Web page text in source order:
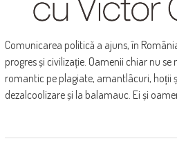
Comunicarea politică a ajuns, în
progres și civilizație. Oamenii chiar nu
romantic pe plagiate, amantlâcuri, hoții
dezalcoolizare și la balamauc. Ei și